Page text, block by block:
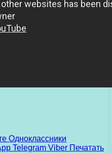
Одноклассники
Telegram Viber Печатать